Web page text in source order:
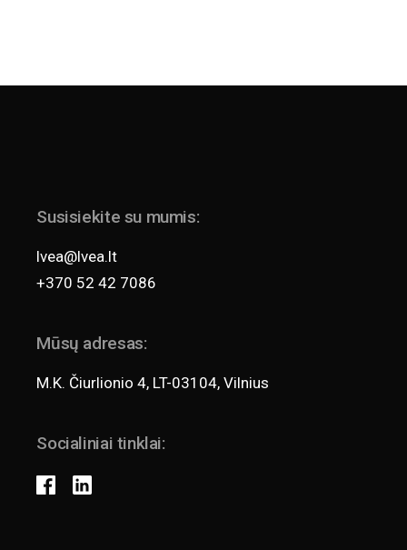
Susisiekite su mumis:
lvea@lvea.lt
+370 52 42 7086
Mūsų adresas:
M.K. Čiurlionio 4, LT-03104, Vilnius
Socialiniai tinklai: